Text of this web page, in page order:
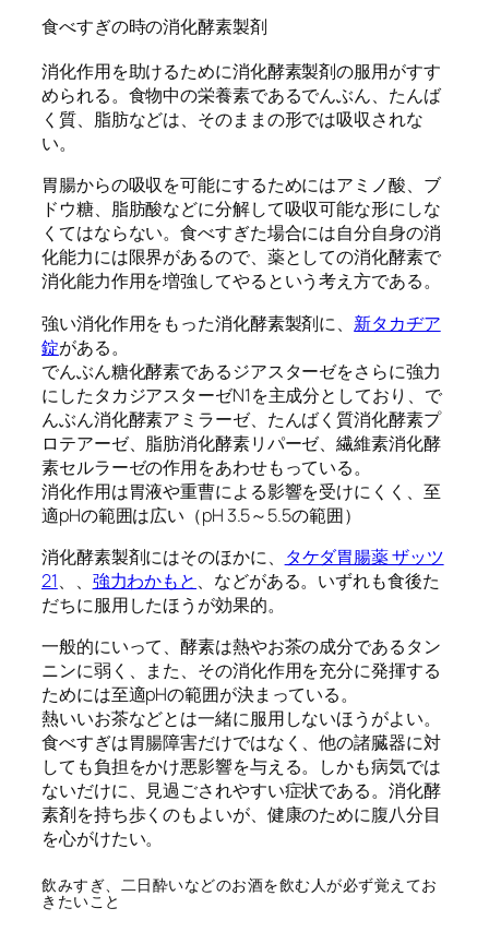
食べすぎの時の消化酵素製剤
消化作用を助けるために消化酵素製剤の服用がすす
められる。食物中の栄養素であるでんぶん、たんば
く質、脂肪などは、そのままの形では吸収されな
い。
胃腸からの吸収を可能にするためにはアミノ酸、ブ
ドウ糖、脂肪酸などに分解して吸収可能な形にしな
くてはならない。食べすぎた場合には自分自身の消
化能力には限界があるので、薬としての消化酵素で
消化能力作用を増強してやるという考え方である。
強い消化作用をもった消化酵素製剤に、 新タカヂア
錠がある。
でんぶん糖化酵素であるジアスターゼをさらに強力
にしたタカジアスターゼN1を主成分としており、で
んぶん消化酵素アミラーゼ、たんばく質消化酵素プ
ロテアーゼ、脂肪消化酵素リパーゼ、繊維素消化酵
素セルラーゼの作用をあわせもっている。
消化作用は胃液や重曹による影響を受けにくく、至
適pHの範囲は広い（pH 3.5～5.5の範囲）
消化酵素製剤にはそのほかに、
タケダ胃腸薬 ザッツ
21、、 強力わかもと 、などがある。いずれも食後た
だちに服用したほうが効果的。
一般的にいって、酵素は熱やお茶の成分であるタン
ニンに弱く、また、その消化作用を充分に発揮する
ためには至適pHの範囲が決まっている。
熱いいお茶などとは一緒に服用しないほうがよい。
食べすぎは胃腸障害だけではなく、他の諸臓器に対
しても負担をかけ悪影響を与える。しかも病気では
ないだけに、見過ごされやすい症状である。消化酵
素剤を持ち歩くのもよいが、健康のために腹八分目
を心がけたい。
飲みすぎ、二日酔いなどのお酒を飲む人が必ず覚えてお
きたいこと